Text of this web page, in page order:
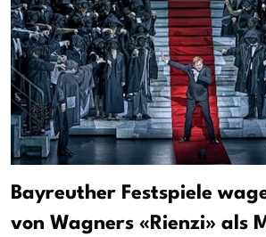
Bayreuther Festspiele
von Wagners «Rienzi» als